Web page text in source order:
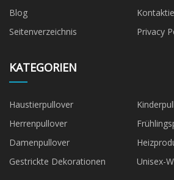
Blog
Seitenverzeichnis
Privacy
KATEGORIEN
Haustierpullover
Herrenpullover
Damenpullover
Gestrickte Dekorationen
Unisex-